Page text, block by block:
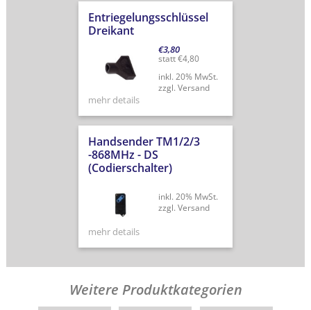
Entriegelungsschlüssel
Dreikant
€3,80
statt€4,80
inkl. 20% MwSt.
zzgl. Versand
mehr details
Handsender TM1/2/3
-868MHz - DS
(Codierschalter)
inkl. 20% MwSt.
zzgl. Versand
mehr details
Weitere Produktkategorien